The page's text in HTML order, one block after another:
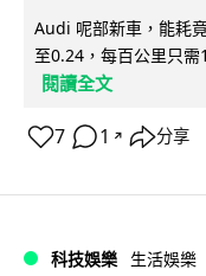
Audi 呢部新車，能耗
至0.24，每百公里只
閱讀全文
7 1 ↗ 分享
科技娛樂 生活娛樂